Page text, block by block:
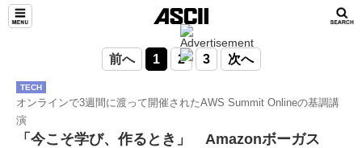
前へ 1 2 3 次へ
TECH
オンラインで3週間に渡って開催されたAWS Summit Onlineの基調講
演
「今こそ学び、作るとき」 Amazonボーガス